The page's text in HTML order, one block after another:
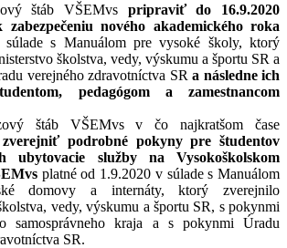
štáb VŠEMvs pripraviť do 16.9.2020
zabezpečeniu nového akademického roka
s Manuálom pre vysoké školy, ktorý
školstva, vedy, výskumu a športu SR a
verejného zdravotníctva SR a následne ich
pedagógom a zamestnancom
štáb VŠEMvs v čo najkratšom čase
podrobné pokyny pre študentov
ubytovacie služby na Vysokoškolskom
platné od 1.9.2020 v súlade s Manuálom
domovy a internáty, ktorý zverejnilo
vedy, výskumu a športu SR, s pokynmi
samosprávneho kraja a s pokynmi Úradu
SR.